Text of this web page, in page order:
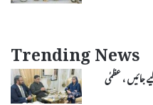
Trending News
جائیں ، عظمٰی